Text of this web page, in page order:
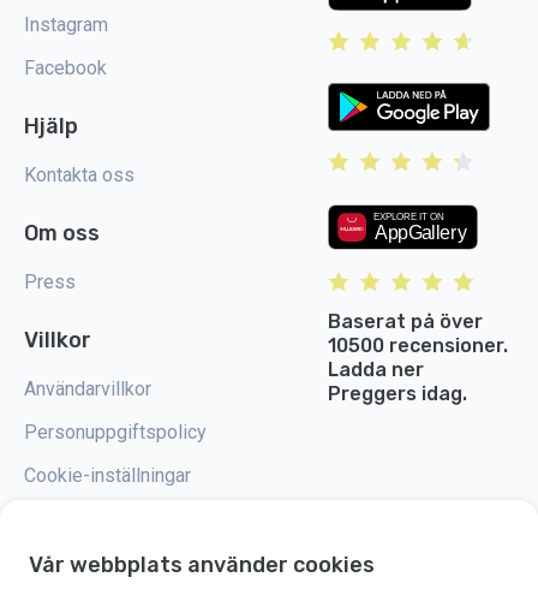
Instagram
Facebook
Hjälp
Kontakta oss
Om oss
Press
Villkor
Användarvillkor
Personuppgiftspolicy
Cookie-inställningar
Baserat på över
10500 recensioner.
Ladda ner
Preggers idag.
Vår webbplats använder cookies